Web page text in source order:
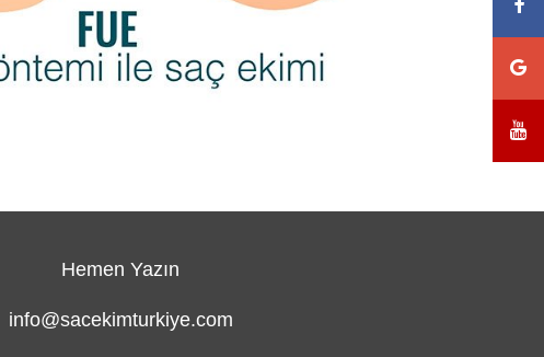
Hemen Yazın
info@sacekimturkiye.com